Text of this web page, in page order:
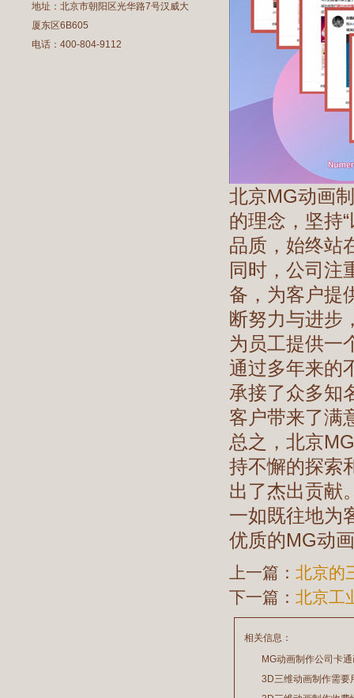
地址：北京市朝阳区光华路7号汉威大
厦东区6B605
电话：400-804-9112
北京MG动画
的理念，坚持
品质，始终站
同时，公司注
备，为客户提
断努力与进步
为员工提供一
通过多年来的
承接了众多知
客户带来了满
总之，北京
持不懈的探索
出了杰出贡献
一如既往地为
优质的MG动
上一篇： 北京的
下一篇： 北京工
相关信息：
MG动画制作公司卡
2026/07/21
3D三维动画制作需要